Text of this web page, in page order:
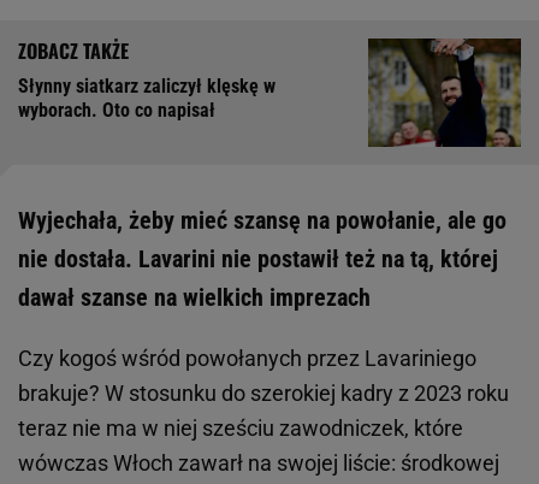
Słynny siatkarz zaliczył klęskę w
wyborach. Oto co napisał
Wyjechała, żeby mieć szansę na powołanie, ale go
nie dostała. Lavarini nie postawił też na tą, której
dawał szanse na wielkich imprezach
Czy kogoś wśród powołanych przez Lavariniego
brakuje? W stosunku do szerokiej kadry z 2023 roku
teraz nie ma w niej sześciu zawodniczek, które
wówczas Włoch zawarł na swojej liście: środkowej